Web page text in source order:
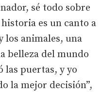
sé todo sobre
es un canto a
los animales, una
belleza del mundo
las puertas, y yo
la mejor decisión”,